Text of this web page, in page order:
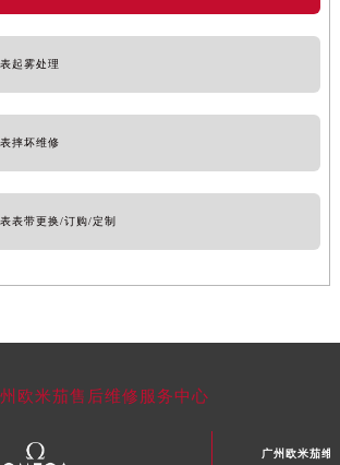
起雾处理
摔坏维修
表带更换/订购/定制
欧米茄售后维修服务中心
广州欧米茄维